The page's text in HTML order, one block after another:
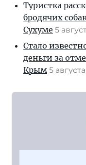
Туристка
бродячих
Сухуме 5
Стало
деньги за
Крым 5 августа